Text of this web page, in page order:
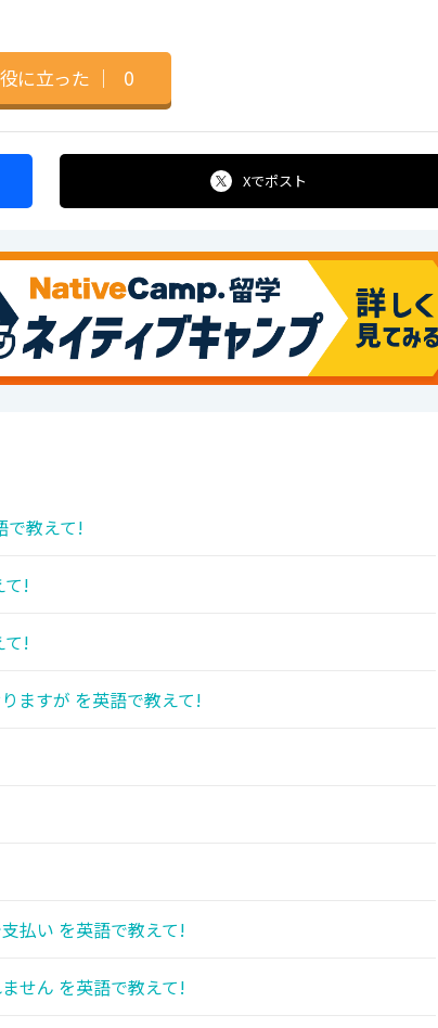
役に立った ｜ 0
Xでポスト
で教えて!
て!
て!
ますが を英語で教えて!
払い を英語で教えて!
せん を英語で教えて!